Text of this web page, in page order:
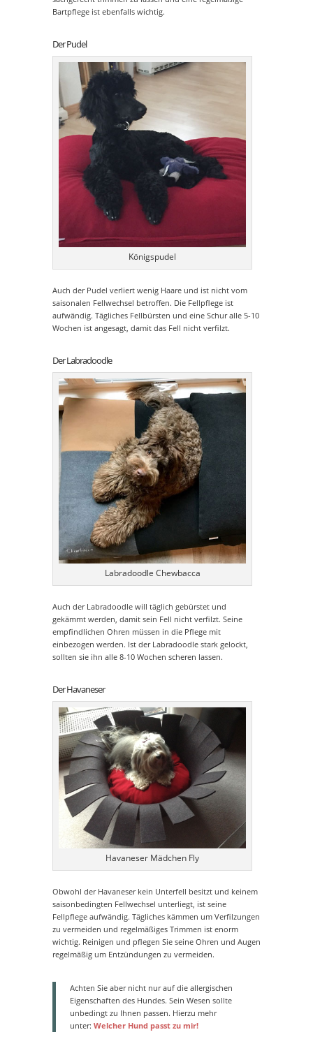
Bartpflege ist ebenfalls wichtig.
Der Pudel
Königspudel
Auch der Pudel verliert wenig Haare und ist nicht vom
saisonalen Fellwechsel betroffen. Die Fellpflege ist
aufwändig. Tägliches Fellbürsten und eine Schur alle 5-10
Wochen ist angesagt, damit das Fell nicht verfilzt.
Der Labradoodle
Labradoodle Chewbacca
Auch der Labradoodle will täglich gebürstet und
gekämmt werden, damit sein Fell nicht verfilzt. Seine
empfindlichen Ohren müssen in die Pflege mit
einbezogen werden. Ist der Labradoodle stark gelockt,
sollten sie ihn alle 8-10 Wochen scheren lassen.
Der Havaneser
Havaneser Mädchen Fly
Obwohl der Havaneser kein Unterfell besitzt und keinem
saisonbedingten Fellwechsel unterliegt, ist seine
Fellpflege aufwändig. Tägliches kämmen um Verfilzungen
zu vermeiden und regelmäßiges Trimmen ist enorm
wichtig. Reinigen und pflegen Sie seine Ohren und Augen
regelmäßig um Entzündungen zu vermeiden.
Achten Sie aber nicht nur auf die allergischen
Eigenschaften des Hundes. Sein Wesen sollte
unbedingt zu Ihnen passen. Hierzu mehr
unter: Welcher Hund passt zu mir!